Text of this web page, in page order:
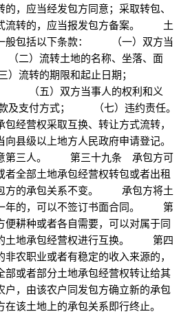
，应当经发包方同意；采取转包、
流转的，应当报发包方备案。 土
般包括以下条款： （一）双方当
二）流转土地的名称、坐落、面
流转的期限和起止日期；
； （五）双方当事人的权利和义
支付方式； （七）违约责任。
营权采取互换、转让方式流转，
县级以上地方人民政府申请登记。
意第三人。 第三十九条 承包方可
者全部土地承包经营权转包或者出租
方的承包关系不变。 承包方将土
年的，可以不签订书面合同。 第
耕种或者各自需要，可以对属于同
土地承包经营权进行互换。 第四
农职业或者有稳定的收入来源的，
部或者部分土地承包经营权转让给其
户，由该农户同发包方确立新的承包
该土地上的承包关系即行终止。